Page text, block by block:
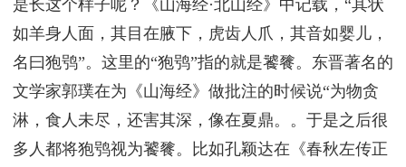
是长这个样子呢？《山海经·北山经》中记载，“其状
如羊身人面，其目在腋下，虎齿人爪，其音如婴儿，
名曰狍鸮”。这里的“狍鸮”指的就是饕餮。东晋著名的
文学家郭璞在为《山海经》做批注的时候说“为物贪
淋，食人未尽，还害其深，像在夏鼎。。于是之后很
多人都将狍鸮视为饕餮。比如孔颖达在《春秋左传正